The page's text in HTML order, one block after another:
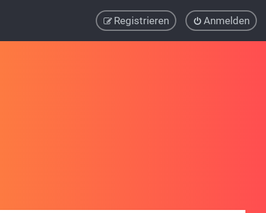
Anmelden
Registrieren